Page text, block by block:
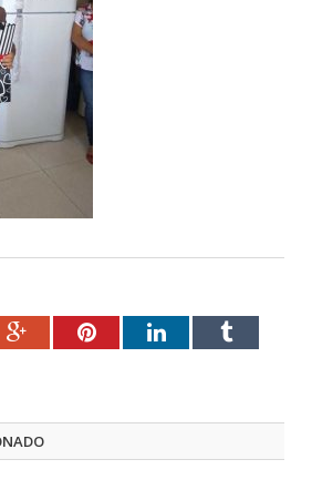
Google+PinterestLinkedInTumblr